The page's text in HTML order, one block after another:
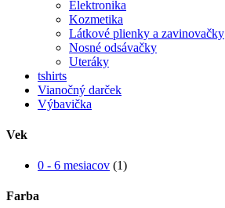
Elektronika
Kozmetika
Látkové plienky a zavinovačky
Nosné odsávačky
Uteráky
tshirts
Vianočný darček
Výbavička
Vek
0 - 6 mesiacov (1)
Farba